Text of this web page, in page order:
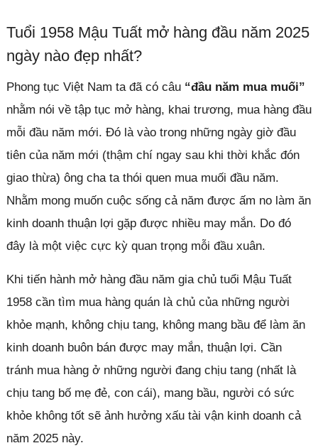
Tuổi 1958 Mậu Tuất mở hàng đầu năm 2025
ngày nào đẹp nhất?
Phong tục Việt Nam ta đã có câu “đầu năm mua muối”
nhằm nói về tập tục mở hàng, khai trương, mua hàng đầu
mỗi đầu năm mới. Đó là vào trong những ngày giờ đầu
tiên của năm mới (thậm chí ngay sau khi thời khắc đón
giao thừa) ông cha ta thói quen mua muối đầu năm.
Nhằm mong muốn cuộc sống cả năm được ấm no làm ăn
kinh doanh thuận lợi gặp được nhiều may mắn. Do đó
đây là một việc cực kỳ quan trọng mỗi đầu xuân.
Khi tiến hành mở hàng đầu năm gia chủ tuổi Mậu Tuất
1958 cần tìm mua hàng quán là chủ của những người
khỏe mạnh, không chịu tang, không mang bầu để làm ăn
kinh doanh buôn bán được may mắn, thuận lợi. Cần
tránh mua hàng ở những người đang chịu tang (nhất là
chịu tang bố mẹ đẻ, con cái), mang bầu, người có sức
khỏe không tốt sẽ ảnh hưởng xấu tài vận kinh doanh cả
năm 2025 này.